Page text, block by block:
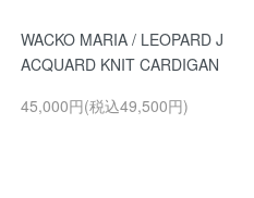
WACKO MARIA / LEOPARD J
ACQUARD KNIT CARDIGAN
45,000円(税込49,500円)